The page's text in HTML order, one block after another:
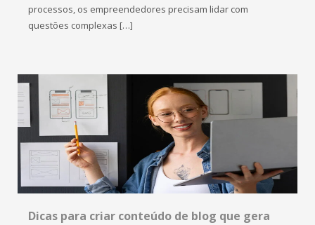
processos, os empreendedores precisam lidar com
questões complexas […]
Dicas para criar conteúdo de blog que gera